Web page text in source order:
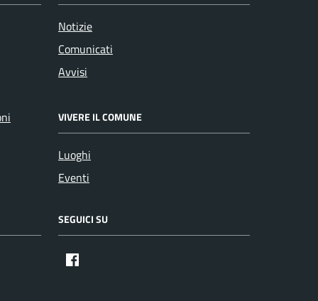
Notizie
Comunicati
Avvisi
VIVERE IL COMUNE
Luoghi
Eventi
SEGUICI SU